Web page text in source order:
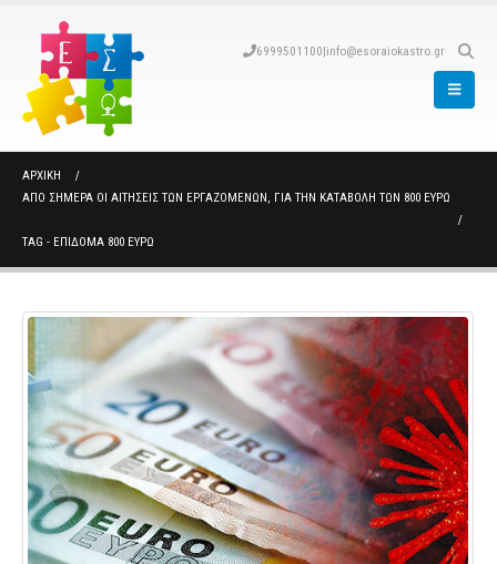
6999501100|info@esoraiokastro.gr
ΑΡΧΙΚΉ
ΑΠΌ ΣΉΜΕΡΑ ΟΙ ΑΙΤΉΣΕΙΣ ΤΩΝ ΕΡΓΑΖΟΜΈΝΩΝ, ΓΙΑ ΤΗΝ ΚΑΤΑΒΟΛΉ ΤΩΝ 800 ΕΥΡΏ
TAG - ΕΠΙΔΟΜΑ 800 ΕΥΡΩ